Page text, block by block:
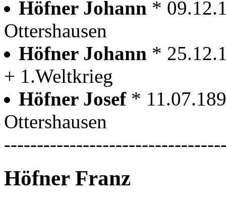
Höfner Johann *
Ottershausen
Höfner Johann *
+ 1.Weltkrieg
Höfner Josef *
Ottershausen
Höfner Franz